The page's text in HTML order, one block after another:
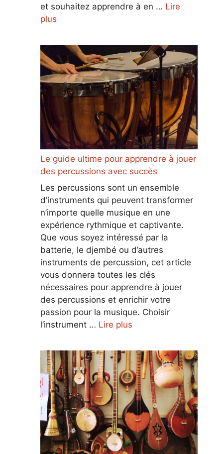
et souhaitez apprendre à en … Lire
plus
Le guide ultime pour apprendre à jouer
des percussions avec succès
Les percussions sont un ensemble
d’instruments qui peuvent transformer
n’importe quelle musique en une
expérience rythmique et captivante.
Que vous soyez intéressé par la
batterie, le djembé ou d’autres
instruments de percussion, cet article
vous donnera toutes les clés
nécessaires pour apprendre à jouer
des percussions et enrichir votre
passion pour la musique. Choisir
l’instrument … Lire plus